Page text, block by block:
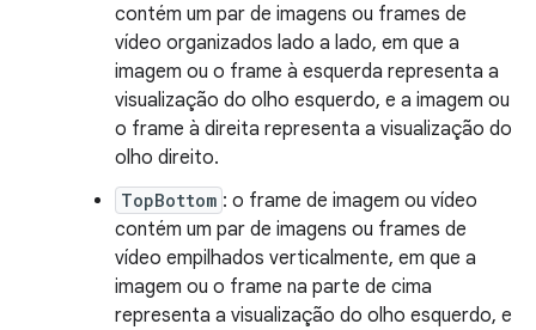
contém um par de imagens ou frames de
vídeo organizados lado a lado, em que a
imagem ou o frame à esquerda representa a
visualização do olho esquerdo, e a imagem ou
o frame à direita representa a visualização do
olho direito.
TopBottom : o frame de imagem ou vídeo
contém um par de imagens ou frames de
vídeo empilhados verticalmente, em que a
imagem ou o frame na parte de cima
representa a visualização do olho esquerdo, e